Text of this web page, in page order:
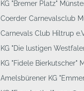
KG "Bremer Platz"
Coerder Carnevalsclub
Carnevals Club Hiltrup
KG "Die lustigen
KG "Fidele Bierkutscher"
Amelsbürener KG